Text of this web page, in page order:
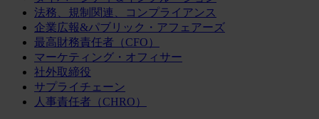
法務、規制関連、コンプライアンス
企業広報&パブリック・アフェアーズ
最高財務責任者（CFO）
マーケティング・オフィサー
社外取締役
サプライチェーン
人事責任者（CHRO）